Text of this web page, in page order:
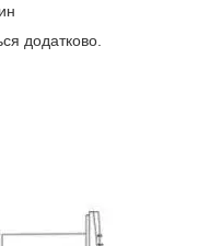
додатково.